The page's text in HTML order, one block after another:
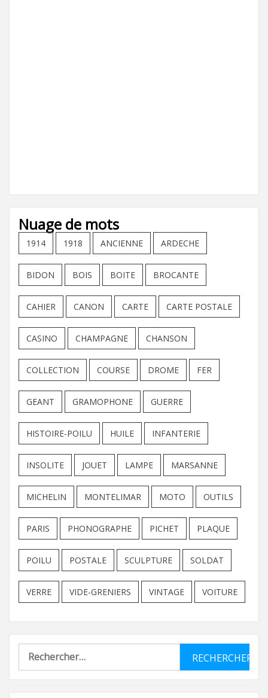
Nuage de mots
1914 1918 ANCIENNE ARDECHE
BIDON BOIS BOITE BROCANTE
CAHIER CANON CARTE CARTE POSTALE
CASINO CHAMPAGNE CHANSON
COLLECTION COURSE DROME FER
GEANT GRAMOPHONE GUERRE
HISTOIRE-POILU HUILE INFANTERIE
INSOLITE JOUET LAMPE MARSANNE
MICHELIN MONTELIMAR MOTO OUTILS
PARIS PHONOGRAPHE PICHET PLAQUE
POILU POSTALE SCULPTURE SOLDAT
VERRE VIDE-GRENIERS VINTAGE VOITURE
Rechercher :